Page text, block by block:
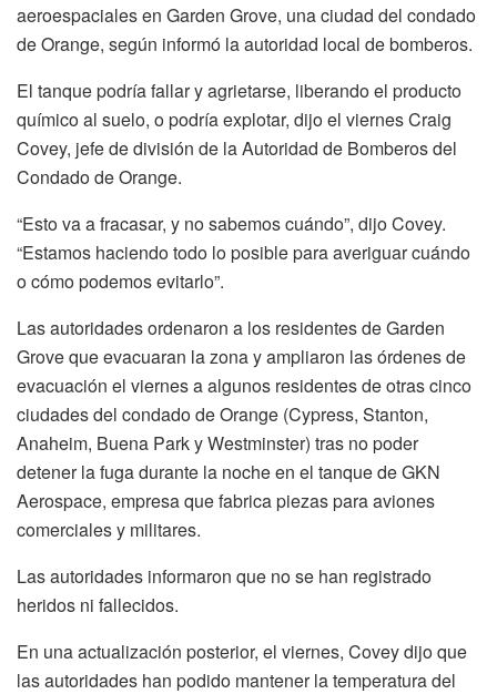
aeroespaciales en Garden Grove, una ciudad del condado
de Orange, según informó la autoridad local de bomberos.
El tanque podría fallar y agrietarse, liberando el producto
químico al suelo, o podría explotar, dijo el viernes Craig
Covey, jefe de división de la Autoridad de Bomberos del
Condado de Orange.
“Esto va a fracasar, y no sabemos cuándo”, dijo Covey.
“Estamos haciendo todo lo posible para averiguar cuándo
o cómo podemos evitarlo”.
Las autoridades ordenaron a los residentes de Garden
Grove que evacuaran la zona y ampliaron las órdenes de
evacuación el viernes a algunos residentes de otras cinco
ciudades del condado de Orange (Cypress, Stanton,
Anaheim, Buena Park y Westminster) tras no poder
detener la fuga durante la noche en el tanque de GKN
Aerospace, empresa que fabrica piezas para aviones
comerciales y militares.
Las autoridades informaron que no se han registrado
heridos ni fallecidos.
En una actualización posterior, el viernes, Covey dijo que
las autoridades han podido mantener la temperatura del